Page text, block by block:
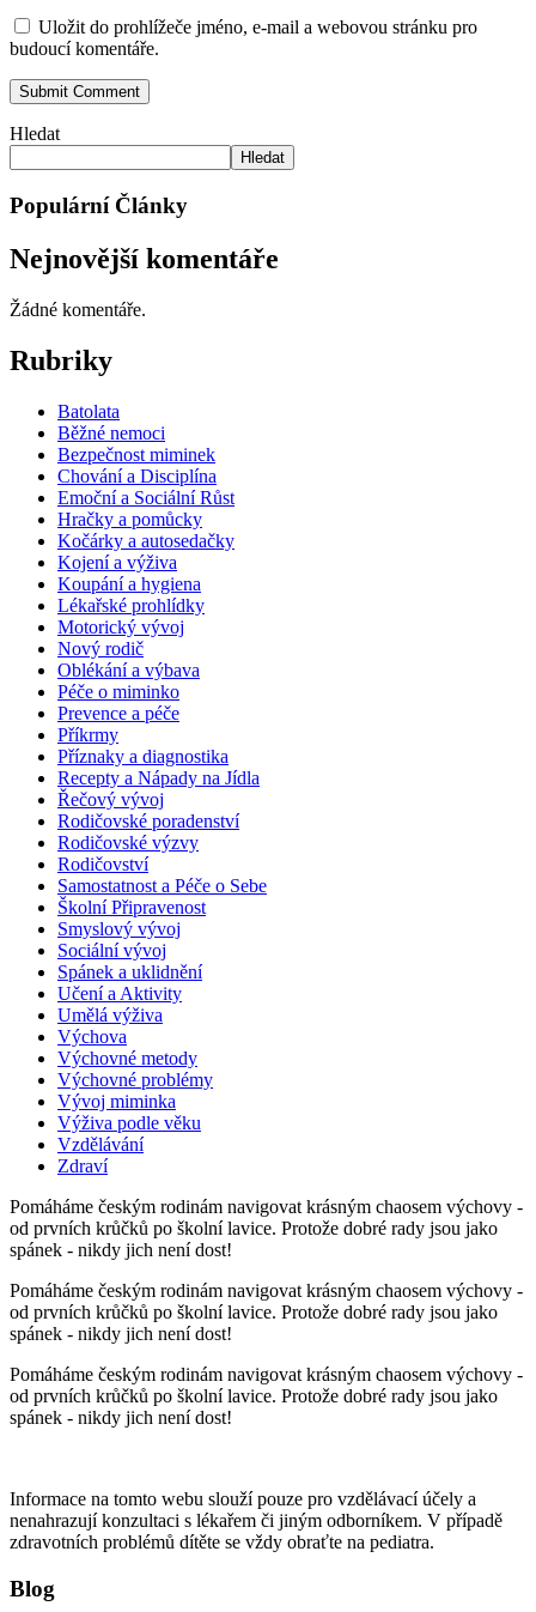
Uložit do prohlížeče jméno, e-mail a webovou stránku pro
budoucí komentáře.
Hledat
Hledat
Populární Články
Nejnovější komentáře
Žádné komentáře.
Rubriky
Batolata
Běžné nemoci
Bezpečnost miminek
Chování a Disciplína
Emoční a Sociální Růst
Hračky a pomůcky
Kočárky a autosedačky
Kojení a výživa
Koupání a hygiena
Lékařské prohlídky
Motorický vývoj
Nový rodič
Oblékání a výbava
Péče o miminko
Prevence a péče
Příkrmy
Příznaky a diagnostika
Recepty a Nápady na Jídla
Řečový vývoj
Rodičovské poradenství
Rodičovské výzvy
Rodičovství
Samostatnost a Péče o Sebe
Školní Připravenost
Smyslový vývoj
Sociální vývoj
Spánek a uklidnění
Učení a Aktivity
Umělá výživa
Výchova
Výchovné metody
Výchovné problémy
Vývoj miminka
Výživa podle věku
Vzdělávání
Zdraví
Pomáháme českým rodinám navigovat krásným chaosem výchovy -
od prvních krůčků po školní lavice. Protože dobré rady jsou jako
spánek - nikdy jich není dost!
Pomáháme českým rodinám navigovat krásným chaosem výchovy -
od prvních krůčků po školní lavice. Protože dobré rady jsou jako
spánek - nikdy jich není dost!
Pomáháme českým rodinám navigovat krásným chaosem výchovy -
od prvních krůčků po školní lavice. Protože dobré rady jsou jako
spánek - nikdy jich není dost!
Informace na tomto webu slouží pouze pro vzdělávací účely a
nenahrazují konzultaci s lékařem či jiným odborníkem. V případě
zdravotních problémů dítěte se vždy obraťte na pediatra.
Blog